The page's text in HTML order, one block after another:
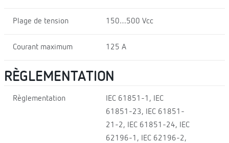
Plage de tension 150…500 Vcc
Courant maximum 125 A
RÈGLEMENTATION
Règlementation
IEC 61851-1, IEC
61851-23, IEC 61851-
21-2, IEC 61851-24, IEC
62196-1, IEC 62196-2,